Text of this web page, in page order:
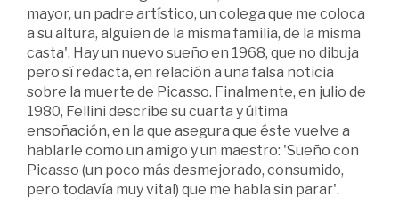
mayor, un padre artístico, un colega que me coloca
a su altura, alguien de la misma familia, de la misma
casta'. Hay un nuevo sueño en 1968, que no dibuja
pero sí redacta, en relación a una falsa noticia
sobre la muerte de Picasso. Finalmente, en julio de
1980, Fellini describe su cuarta y última
ensoñación, en la que asegura que éste vuelve a
hablarle como un amigo y un maestro: 'Sueño con
Picasso (un poco más desmejorado, consumido,
pero todavía muy vital) que me habla sin parar'.